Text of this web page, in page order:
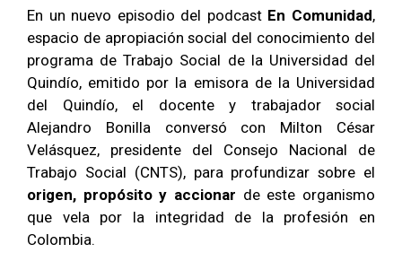
En un nuevo episodio del podcast En Comunidad,
espacio de apropiación social del conocimiento del
programa de Trabajo Social de la Universidad del
Quindío, emitido por la emisora de la Universidad
del Quindío, el docente y trabajador social
Alejandro Bonilla conversó con Milton César
Velásquez, presidente del Consejo Nacional de
Trabajo Social (CNTS), para profundizar sobre el
origen, propósito y accionar de este organismo
que vela por la integridad de la profesión en
Colombia.